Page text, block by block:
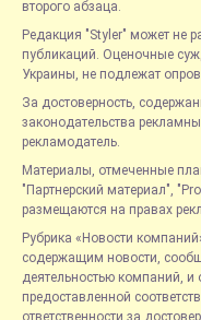
второго абзаца.
Редакция "Styler" может не
публикаций. Оценочные
Украины, не подлежат
За достоверность,
законодательства
рекламодатель.
Материалы, отмеченные
"Партнерский материал",
размещаются на правах
Рубрика «Новости
содержащим новости,
деятельностью компаний,
предоставленной